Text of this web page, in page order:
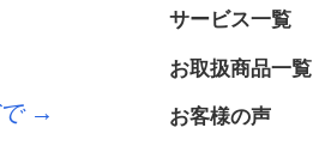
→
サービス一覧
お取扱商品一覧
お客様の声